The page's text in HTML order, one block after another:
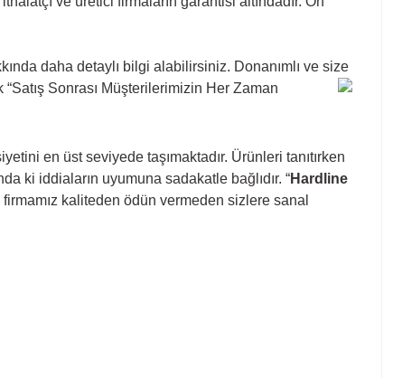
daha detaylı bilgi alabilirsiniz. Donanımlı ve size
Sonrası Müşterilerimizin Her Zaman
en üst seviyede taşımaktadır. Ürünleri tanıtırken
ki iddiaların uyumuna sadakatle bağlıdır. “Hardline
kaliteden ödün vermeden sizlere sanal